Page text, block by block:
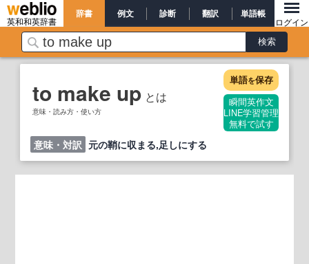
英和和英辞書
辞書 例文 診断 翻訳 単語帳
ログイン
to make up とは
意味・読み方・使い方
単語を保存
瞬間英作文
LINE学習管理
無料で試す
意味・対訳 元の鞘に収まる,足しにする